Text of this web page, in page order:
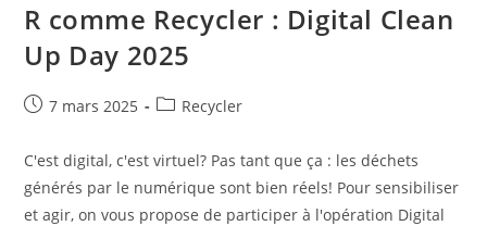
R comme Recycler : Digital Clean
Up Day 2025
Publication
7 mars 2025
PostRecycler
C'est digital, c'est virtuel? Pas tant que ça : les déchets
générés par le numérique sont bien réels! Pour sensibiliser
et agir, on vous propose de participer à l'opération Digital